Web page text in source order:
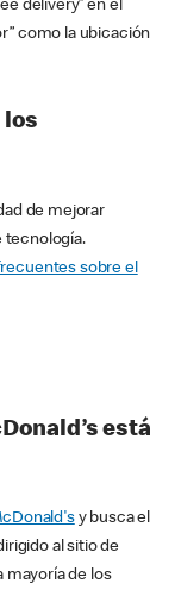
delivery” en el
como la ubicación
los
de mejorar
tecnología.
sobre el
está
y busca el
al sitio de
mayoría de los